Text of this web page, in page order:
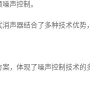
声控制。
声器结合了多种技术优势
，体现了噪声控制技术的